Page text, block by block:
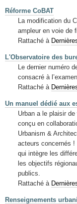
Réforme CoBAT
La modification du
ampleur en voie de
Rattaché à
L'Observatoire des
Le dernier numéro
consacré à
Rattaché à
Un manuel dédié aux
Urban a le plaisir
conçu en
Urbanism &
acteurs concernés !
qui intègre les
les objectifs
publics.
Rattaché à
Renseignements